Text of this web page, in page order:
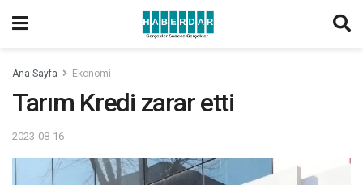
Ana Sayfa Ekonomi
Tarım Kredi zarar etti
2023-08-16